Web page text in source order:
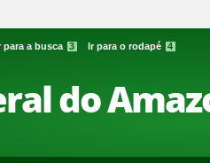
para a busca 3 Ir para o rodapé 4
do